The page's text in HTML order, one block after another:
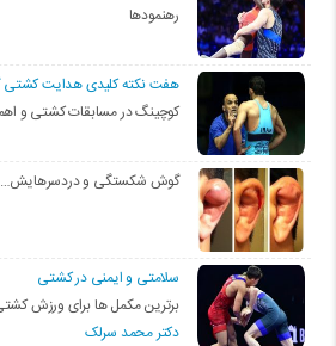
رهنمودها
هفت نکته کلیدی هدایت کشتی
کوچینگ در مسابقات کشتی و
گوش شکستگی و دردسرهایش…
سلامتی و ایمنی در کشتی
برترین مکمل ها برای ورزش
دکتر محمد سرلک